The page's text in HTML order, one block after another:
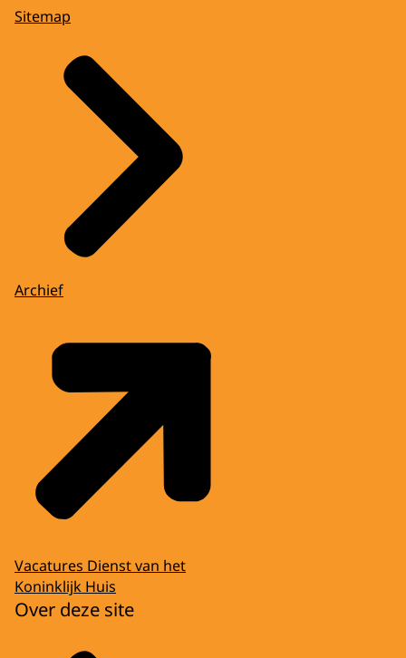
Sitemap
Archief
Vacatures Dienst van het
Koninklijk Huis
Over deze site